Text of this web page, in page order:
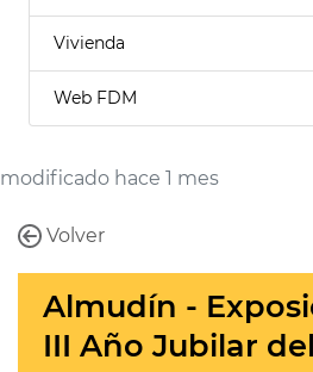
Vivienda
Web FDM
modificado hace 1 mes
Volver
Almudín -
III Año Jubilar